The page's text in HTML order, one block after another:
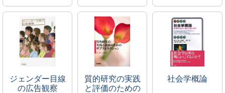
361.7/Y
S110279
新着資料
所蔵中
大宮館
368.7/M
S110280
新着資料
所蔵中
大宮館
2024/12
361.7/Y
S110275
新着資料
所蔵中
大宮館
ジェンダー目線
の広告観察
質的研究の実践
と評価のための
社会学概論